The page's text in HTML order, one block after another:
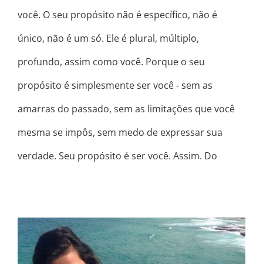
você. O seu propósito não é específico, não é
único, não é um só. Ele é plural, múltiplo,
profundo, assim como você. Porque o seu
propósito é simplesmente ser você - sem as
amarras do passado, sem as limitações que você
mesma se impôs, sem medo de expressar sua
verdade. Seu propósito é ser você. Assim. Do